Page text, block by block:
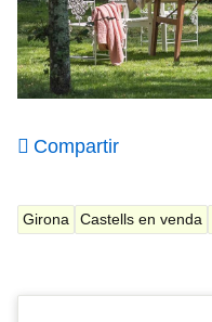
Compartir
Girona Castells en venda